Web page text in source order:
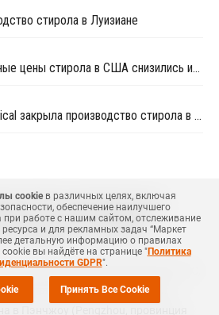
стирола в Луизиане
Декабрьские контрактные цены стирола в США снизились из-за слабого спроса
Sinopec Qilu Petrochemical закрыла производство стирола в Китае на ремонт
PC возобновила
в Китае
) -- Китайская PetroChina Sichuan PC,
24 июня возобновила
cookieв различных целях, включая
обеспечение наилучшего
при работе с нашим сайтом, отслеживание
и для рекламных задач “Маркет
детальную информацию о правилах
вы найдёте на странице "Политика
GDPR".
Принять Все Cookie